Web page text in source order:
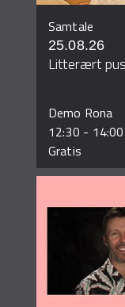
Samtale
25.08.26
Litterært
Demo Rona
12:30 - 14:00
Gratis